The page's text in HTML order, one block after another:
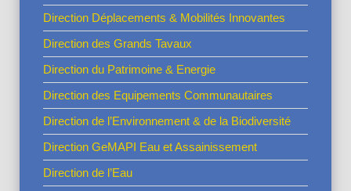
Direction Déplacements & Mobilités Innovantes
Direction des Grands Tavaux
Direction du Patrimoine & Energie
Direction des Equipements Communautaires
Direction de l’Environnement & de la Biodiversité
Direction GeMAPI Eau et Assainissement
Direction de l’Eau